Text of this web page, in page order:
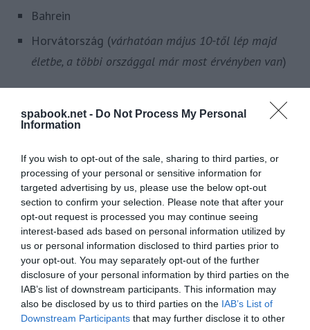
spabook.net - Do Not Process My Personal
Information
If you wish to opt-out of the sale, sharing to third parties, or
processing of your personal or sensitive information for
targeted advertising by us, please use the below opt-out
section to confirm your selection. Please note that after your
opt-out request is processed you may continue seeing
interest-based ads based on personal information utilized by
us or personal information disclosed to third parties prior to
your opt-out. You may separately opt-out of the further
disclosure of your personal information by third parties on the
IAB’s list of downstream participants. This information may
also be disclosed by us to third parties on the IAB’s List of
Downstream Participants that may further disclose it to other
Bahrein
Horvátország (várhatóan május 10-től lép majd
életbe, a többi országgal már most érvényben van)
kétoldalú megállapodásban érintett országok
oltási igazolásait